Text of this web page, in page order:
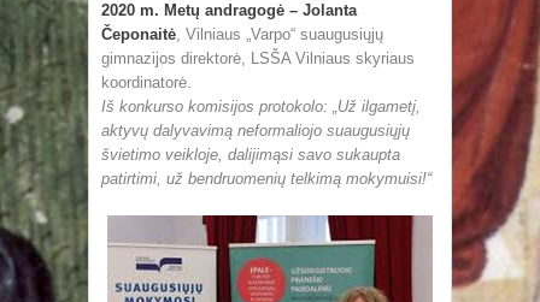
2020 m. Metų andragogė – Jolanta
Čeponaitė, Vilniaus „Varpo“ suaugusiųjų
gimnazijos direktorė, LSŠA Vilniaus skyriaus
koordinatorė.
Iš konkurso komisijos protokolo: „Už ilgametį,
aktyvų dalyvavimą neformaliojo suaugusiųjų
švietimo veikloje, dalijimąsi savo sukaupta
patirtimi, už bendruomenių telkimą mokymuisi!“